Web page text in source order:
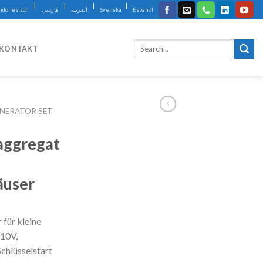
| فارسی | العربية | Svenska | Español
KONTAKT
SET T
für kleine